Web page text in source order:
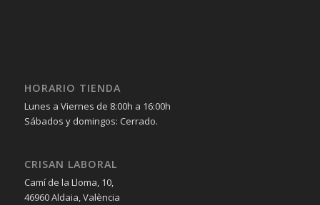
HORARIO TIENDA
Lunes a Viernes de 8:00h a 16:00h
Sábados y domingos: Cerrado.
CRISAN LABORAL
Camí de la Lloma, 10,
46960 Aldaia, València